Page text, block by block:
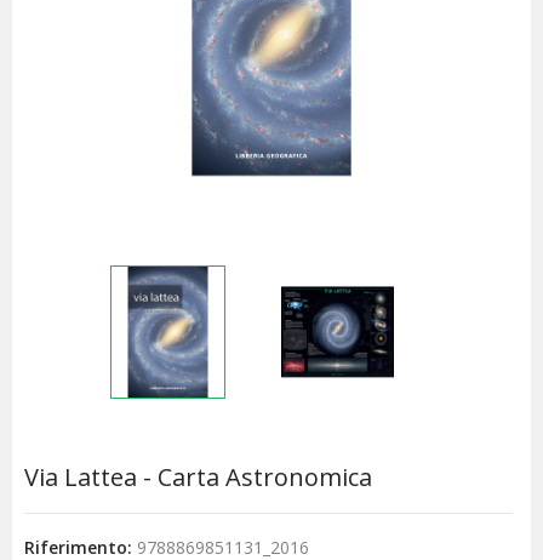
Via Lattea - Carta Astronomica
Riferimento: 9788869851131_2016